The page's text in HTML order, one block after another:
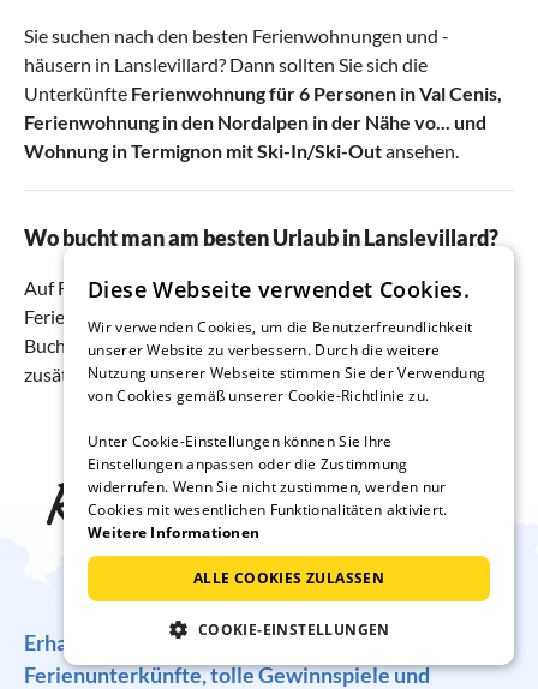
Sie suchen nach den besten Ferienwohnungen und -
häusern in Lanslevillard? Dann sollten Sie sich die
Unterkünfte Ferienwohnung für 6 Personen in Val Cenis
Ferienwohnung in den Nordalpen in der Nähe vo...
und
Wohnung in Termignon mit Ski-In/Ski-Outansehen.
Wo bucht man am besten Urlaub in Lanslevillard?
Auf Ferienhausmiete.de finden Sie die besten
Ferienwohnungen & Ferienhäuser zum günstigsten Preis.
Buchen Sie direkt beim Vermieter und sparen Sie sich
zusätzliche Gebühren.
Reise-Inspiration frei
Haus
Erhalten Sie regelmäßig Angebote für traumhafte
Ferienunterkünfte, tolle Gewinnspiele und
Diese Webseite verwendet Cookies.
Wir verwenden Cookies, um die Benutzerfreundlichkeit
unserer Website zu verbessern. Durch die weitere
Nutzung unserer Webseite stimmen Sie der Verwendung
von Cookies gemäß unserer Cookie-Richtlinie zu.
Unter Cookie-Einstellungen können Sie Ihre
Einstellungen anpassen oder die Zustimmung
widerrufen. Wenn Sie nicht zustimmen, werden nur
Cookies mit wesentlichen Funktionalitäten aktiviert.
Weitere Informationen
ALLE COOKIES ZULASSEN
COOKIE-EINSTELLUNGEN